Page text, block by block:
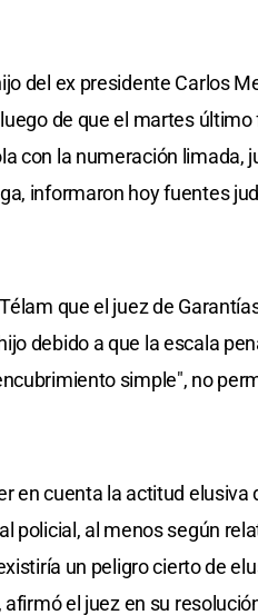
del ex presidente Carlos
de que el martes
con la numeración limada,
informaron hoy fuentes
que el juez de
debido a que la escala
simple", no
en cuenta la actitud
policial, al menos según
un peligro cierto de
el juez en su